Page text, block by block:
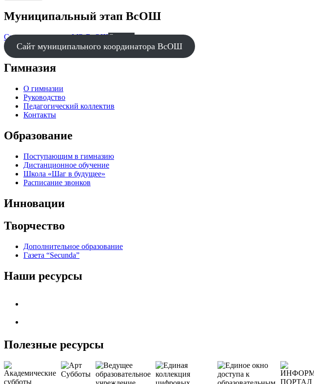
Муниципальный этап ВсОШ
Списки участников МЭ ВсОШСкачать
Сайт муниципального координатора ВсОШ
Гимназия
О гимназии
Руководство
Педагогический коллектив
Контакты
Образование
Поступающим в гимназию
Дистанционное обучение
Школа «Шаг в будущее»
Расписание звонков
Инновации
Творчество
Дополнительное образование
Газета “Secunda”
Наши ресурсы
Полезные ресурсы